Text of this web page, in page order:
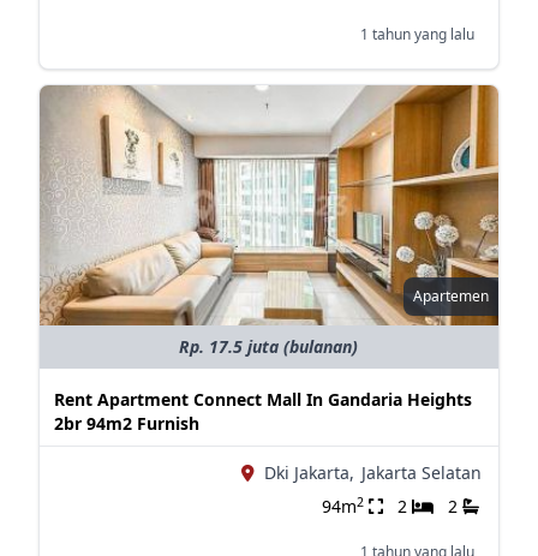
1 tahun yang lalu
Apartemen
Rp. 17.5 juta (bulanan)
Rent Apartment Connect Mall In Gandaria Heights
2br 94m2 Furnish
Dki Jakarta, Jakarta Selatan
94m2 2 2
1 tahun yang lalu